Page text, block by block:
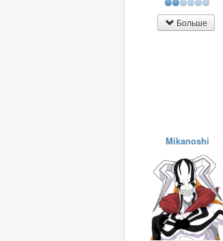
Больше
Mikanoshi